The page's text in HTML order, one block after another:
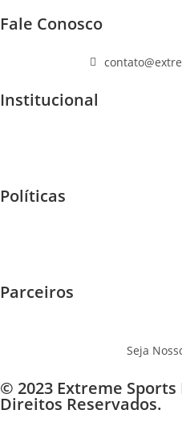
Fale Conosco
Institucional
Políticas
Parceiros
Seja
© 2023 Extreme Sports
Direitos Reservados.